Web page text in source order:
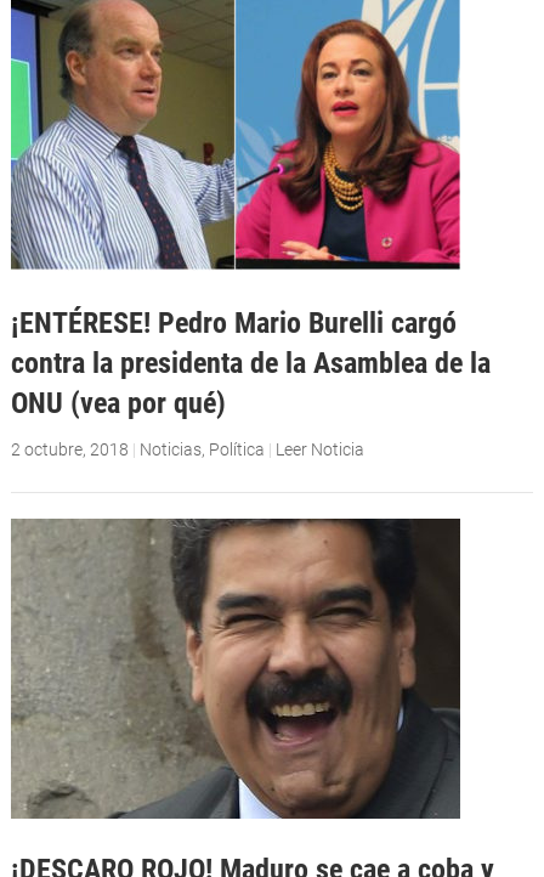
¡ENTÉRESE! Pedro Mario Burelli cargó
contra la presidenta de la Asamblea de la
ONU (vea por qué)
2 octubre, 2018 | Noticias, Política | Leer Noticia
¡DESCARO ROJO! Maduro se cae a coba y